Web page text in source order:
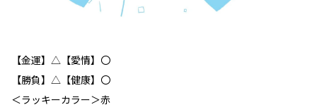
【金運】△【愛情】〇
【勝負】△【健康】〇
＜ラッキーカラー＞赤